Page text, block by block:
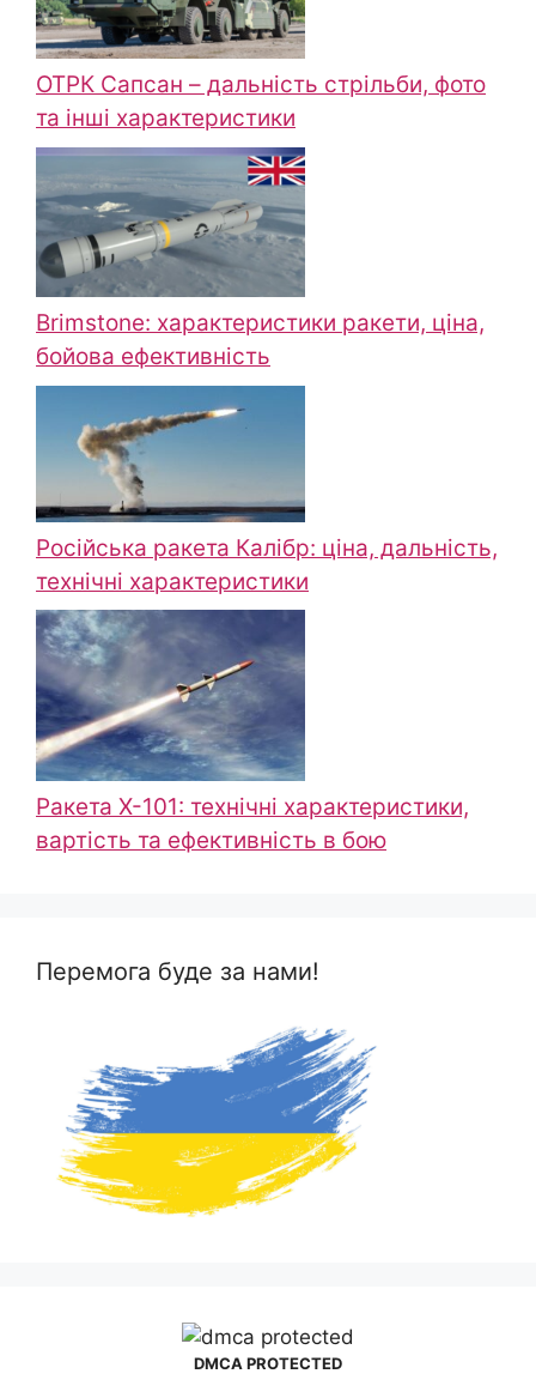
ОТРК Сапсан – дальність стрільби, фото
та інші характеристики
Brimstone: характеристики ракети, ціна,
бойова ефективність
Російська ракета Калібр: ціна, дальність,
технічні характеристики
Ракета Х-101: технічні характеристики,
вартість та ефективність в бою
Перемога буде за нами!
DMCA PROTECTED